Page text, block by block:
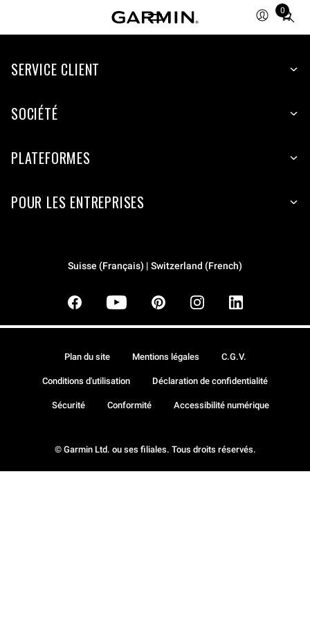
0
Total
items
cart:
SERVICE CLIENT
SOCIÉTÉ
PLATEFORMES
POUR LES ENTREPRISES
Suisse (Français) | Switzerland (French)
© Garmin Ltd. ou ses filiales. Tous droits réservés.
Plan du site Mentions légales C.G.V.
Conditions d'utilisation Déclaration de confidentialité
Sécurité Conformité Accessibilité numérique